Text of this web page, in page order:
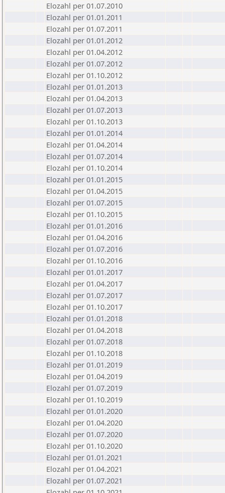
Elozahl per 01.07.2010
Elozahl per 01.01.2011
Elozahl per 01.07.2011
Elozahl per 01.01.2012
Elozahl per 01.04.2012
Elozahl per 01.07.2012
Elozahl per 01.10.2012
Elozahl per 01.01.2013
Elozahl per 01.04.2013
Elozahl per 01.07.2013
Elozahl per 01.10.2013
Elozahl per 01.01.2014
Elozahl per 01.04.2014
Elozahl per 01.07.2014
Elozahl per 01.10.2014
Elozahl per 01.01.2015
Elozahl per 01.04.2015
Elozahl per 01.07.2015
Elozahl per 01.10.2015
Elozahl per 01.01.2016
Elozahl per 01.04.2016
Elozahl per 01.07.2016
Elozahl per 01.10.2016
Elozahl per 01.01.2017
Elozahl per 01.04.2017
Elozahl per 01.07.2017
Elozahl per 01.10.2017
Elozahl per 01.01.2018
Elozahl per 01.04.2018
Elozahl per 01.07.2018
Elozahl per 01.10.2018
Elozahl per 01.01.2019
Elozahl per 01.04.2019
Elozahl per 01.07.2019
Elozahl per 01.10.2019
Elozahl per 01.01.2020
Elozahl per 01.04.2020
Elozahl per 01.07.2020
Elozahl per 01.10.2020
Elozahl per 01.01.2021
Elozahl per 01.04.2021
Elozahl per 01.07.2021